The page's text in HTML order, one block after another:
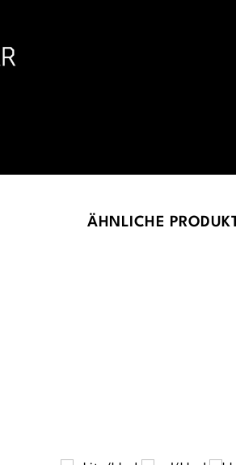
ÄHNLICHE